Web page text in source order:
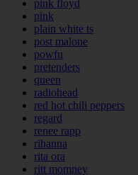
pink floyd
pink
plain white ts
post malone
powfu
pretenders
queen
radiohead
red hot chili peppers
regard
renee rapp
rihanna
rita ora
ritt momney